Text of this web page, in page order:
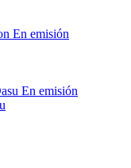
En emisión
En emisión